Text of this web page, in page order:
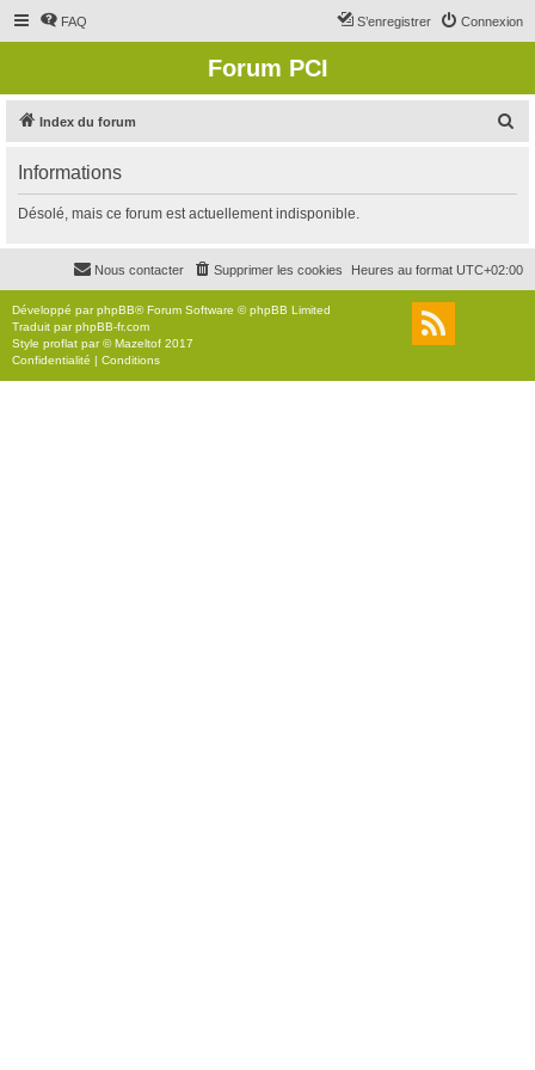
FAQ Connexion
S’enregistrer
Forum PCI
Index du forum
r
c
r
Informations
Désolé, mais ce forum est actuellement indisponible.
Heures au format UTC+02:00
Supprimer les cookies
Nous contacter
Développé parphpBB® Forum Software © phpBB Limited
Traduit parphpBB-fr.com
Style proflat par ©Mazeltof 2017
Confidentialité | Conditions